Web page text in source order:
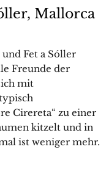
Mallorca
Fet a Sóller
Freunde der
mit
Cirereta“ zu einer
kitzelt und in
ist weniger mehr.